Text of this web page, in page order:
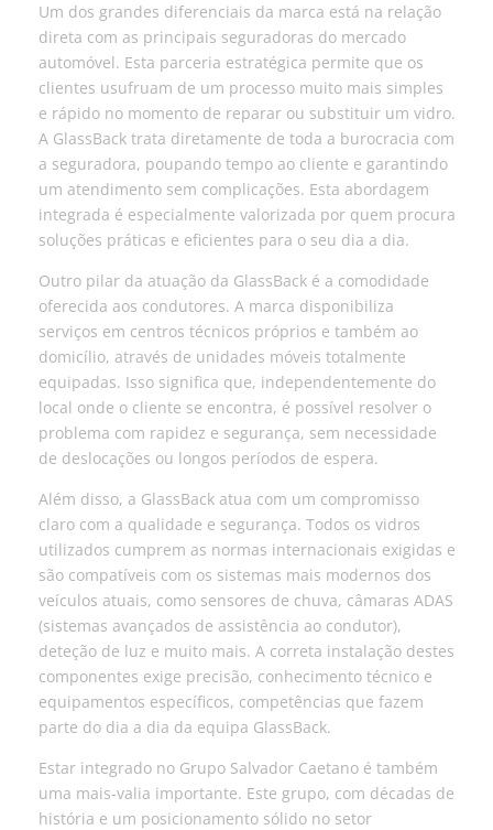
Um dos grandes diferenciais da marca está na relação
direta com as principais seguradoras do mercado
automóvel. Esta parceria estratégica permite que os
clientes usufruam de um processo muito mais simples
e rápido no momento de reparar ou substituir um vidro.
A GlassBack trata diretamente de toda a burocracia com
a seguradora, poupando tempo ao cliente e garantindo
um atendimento sem complicações. Esta abordagem
integrada é especialmente valorizada por quem procura
soluções práticas e eficientes para o seu dia a dia.
Outro pilar da atuação da GlassBack é a comodidade
oferecida aos condutores. A marca disponibiliza
serviços em centros técnicos próprios e também ao
domicílio, através de unidades móveis totalmente
equipadas. Isso significa que, independentemente do
local onde o cliente se encontra, é possível resolver o
problema com rapidez e segurança, sem necessidade
de deslocações ou longos períodos de espera.
Além disso, a GlassBack atua com um compromisso
claro com a qualidade e segurança. Todos os vidros
utilizados cumprem as normas internacionais exigidas e
são compatíveis com os sistemas mais modernos dos
veículos atuais, como sensores de chuva, câmaras ADAS
(sistemas avançados de assistência ao condutor),
deteção de luz e muito mais. A correta instalação destes
componentes exige precisão, conhecimento técnico e
equipamentos específicos, competências que fazem
parte do dia a dia da equipa GlassBack.
Estar integrado no Grupo Salvador Caetano é também
uma mais-valia importante. Este grupo, com décadas de
história e um posicionamento sólido no setor